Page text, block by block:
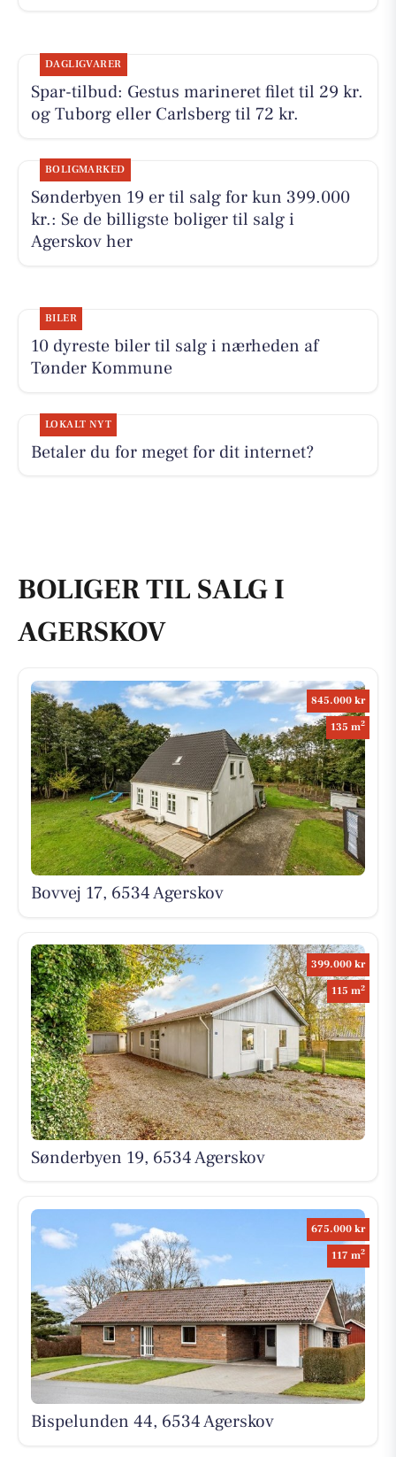
DAGLIGVARER
Spar-tilbud: Gestus marineret filet til 29 kr.
og Tuborg eller Carlsberg til 72 kr.
BOLIGMARKED
Sønderbyen 19 er til salg for kun 399.000
kr.: Se de billigste boliger til salg i
Agerskov her
BILER
10 dyreste biler til salg i nærheden af
Tønder Kommune
LOKALT NYT
Betaler du for meget for dit internet?
BOLIGER TIL SALG I
AGERSKOV
845.000 kr
135 m2
Bovvej 17, 6534 Agerskov
399.000 kr
115 m2
Sønderbyen 19, 6534 Agerskov
675.000 kr
117 m2
Bispelunden 44, 6534 Agerskov